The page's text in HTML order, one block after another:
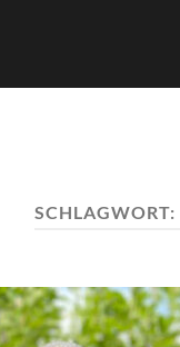
SCHLAGWORT: